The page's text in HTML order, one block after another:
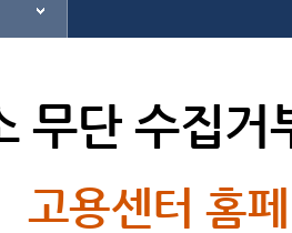
무단 수집거
고용센터 홈